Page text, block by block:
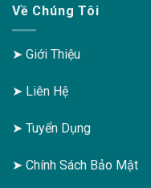
Về Chúng Tôi
➤ Giới Thiệu
➤ Liên Hệ
➤ Tuyển Dụng
➤ Chính Sách Bảo Mật